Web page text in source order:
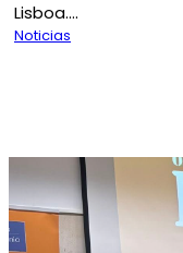
Lisboa....
Noticias